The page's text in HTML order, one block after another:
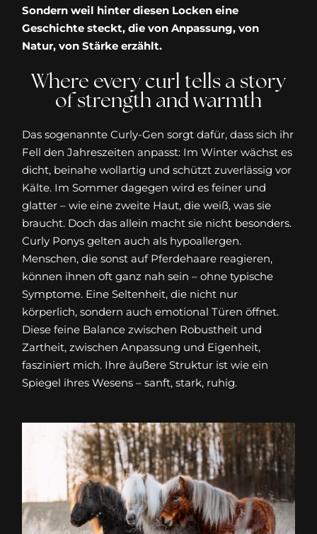
Sondern weil hinter diesen Locken eine
Geschichte steckt, die von Anpassung, von
Natur, von Stärke erzählt.
Where every curl tells a story
of strength and warmth
Das sogenannte Curly-Gen sorgt dafür, dass sich ihr
Fell den Jahreszeiten anpasst: Im Winter wächst es
dicht, beinahe wollartig und schützt zuverlässig vor
Kälte. Im Sommer dagegen wird es feiner und
glatter – wie eine zweite Haut, die weiß, was sie
braucht. Doch das allein macht sie nicht besonders.
Curly Ponys gelten auch als hypoallergen.
Menschen, die sonst auf Pferdehaare reagieren,
können ihnen oft ganz nah sein – ohne typische
Symptome. Eine Seltenheit, die nicht nur
körperlich, sondern auch emotional Türen öffnet.
Diese feine Balance zwischen Robustheit und
Zartheit, zwischen Anpassung und Eigenheit,
fasziniert mich. Ihre äußere Struktur ist wie ein
Spiegel ihres Wesens – sanft, stark, ruhig.